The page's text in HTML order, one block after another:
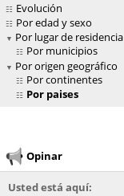
Evolución
Por edad y sexo
Por lugar de residencia
Por municipios
Por origen geográfico
Por continentes
Por paises
Opinar
Usted está aquí: